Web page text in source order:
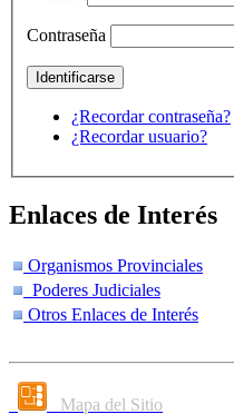
Contraseña
¿Recordar contraseña?
¿Recordar usuario?
Enlaces de Interés
Organismos Provinciales
Poderes Judiciales
Otros Enlaces de Interés
Mapa del Sitio